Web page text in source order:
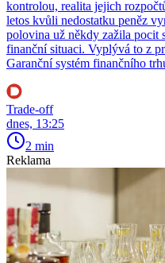
kontrolou, realita jejich
letos kvůli nedostatku peněz
polovina už někdy zažila
finanční situaci. Vyplývá to z
Garanční systém finančního
Trade-off
dnes, 13:25
2 min
Reklama